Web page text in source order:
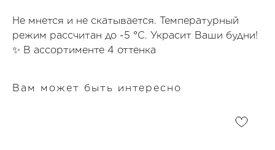
Не мнется и не скатывается. Температурный
режим рассчитан до -5 °C. Украсит Ваши будни!
✨ В ассортименте 4 оттенка
Вам может быть интересно